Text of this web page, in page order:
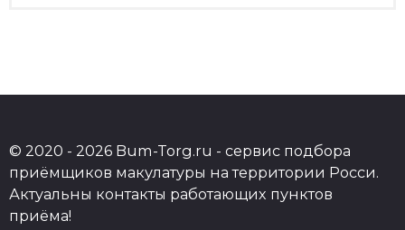
© 2020 - 2026 Bum-Torg.ru - сервис подбора
приёмщиков макулатуры на территории Росси.
Актуальны контакты работающих пунктов
приёма!